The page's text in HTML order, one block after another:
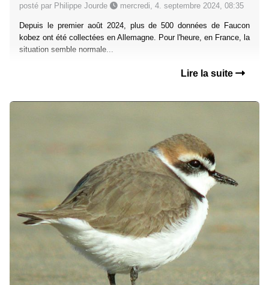
posté par Philippe Jourde mercredi, 4. septembre 2024, 08:35
Depuis le premier août 2024, plus de 500 données de Faucon
kobez ont été collectées en Allemagne. Pour l'heure, en France, la
situation semble normale...
Lire la suite